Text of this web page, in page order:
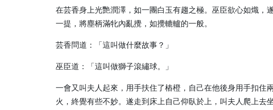
在芸香身上光艷潤澤，如一團白玉有趨之極。巫臣欲心如熾，
一提，將塵柄滿牝內亂攪，如攪轆轤的一般。
芸香問道：「這叫做什麼故事？」
巫臣道：「這叫做獅子滾繡球。」
一會又叫夫人起來，用手扶住了樁橙，自己在他後身用手扣住
火，終覺有些不妙。遂走到床上自己仰臥於上，叫夫人爬上去